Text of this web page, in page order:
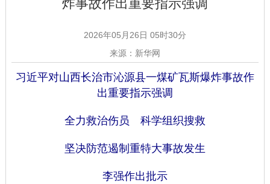
炸事故作出重要指示强调
2026年05月26日 05时30分
来源：新华网
习近平对山西长治市沁源县一煤矿瓦斯爆炸事故作
出重要指示强调
全力救治伤员 科学组织搜救
坚决防范遏制重特大事故发生
李强作出批示